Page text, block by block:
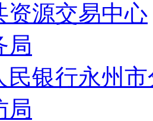
资源交易中心
局
民银行永州
局